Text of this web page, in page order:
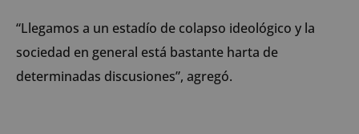
“Llegamos a un estadío de colapso ideológico y la
sociedad en general está bastante harta de
determinadas discusiones”, agregó.